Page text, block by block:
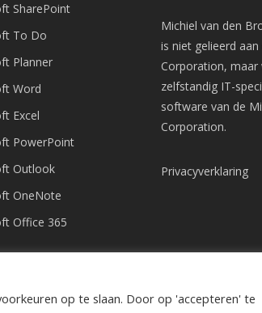
SharePoint
To Do
Planner
Word
Excel
PowerPoint
Outlook
OneNote
Office 365
Michiel van den
is niet gelieerd
Corporation, maar
zelfstandig IT-
software van de
Corporation.
Privacyverklaring
op te slaan. Door op 'accepteren' te